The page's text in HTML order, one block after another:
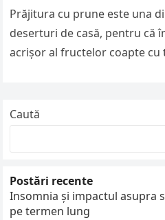
Prăjitura cu prune este una
deserturi de casă, pentru că
acrișor al fructelor coapte
Caută
Postări recente
Insomnia și impactul asupra
pe termen lung